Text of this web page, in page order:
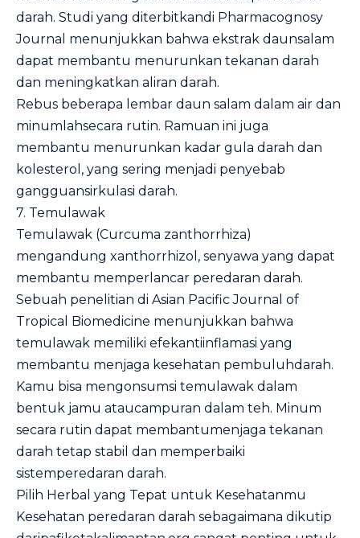
darah. Studi yang diterbitkandi Pharmacognosy
Journal menunjukkan bahwa ekstrak daunsalam
dapat membantu menurunkan tekanan darah
dan meningkatkan aliran darah.
Rebus beberapa lembar daun salam dalam air dan
minumlahsecara rutin. Ramuan ini juga
membantu menurunkan kadar gula darah dan
kolesterol, yang sering menjadi penyebab
gangguansirkulasi darah.
7. Temulawak
Temulawak (Curcuma zanthorrhiza)
mengandung xanthorrhizol, senyawa yang dapat
membantu memperlancar peredaran darah.
Sebuah penelitian di Asian Pacific Journal of
Tropical Biomedicine menunjukkan bahwa
temulawak memiliki efekantiinflamasi yang
membantu menjaga kesehatan pembuluhdarah.
Kamu bisa mengonsumsi temulawak dalam
bentuk jamu ataucampuran dalam teh. Minum
secara rutin dapat membantumenjaga tekanan
darah tetap stabil dan memperbaiki
sistemperedaran darah.
Pilih Herbal yang Tepat untuk Kesehatanmu
Kesehatan peredaran darah sebagaimana dikutip